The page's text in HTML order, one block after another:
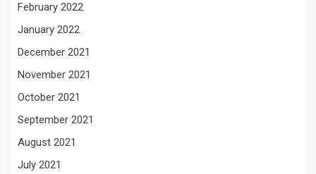
February 2022
January 2022
December 2021
November 2021
October 2021
September 2021
August 2021
July 2021